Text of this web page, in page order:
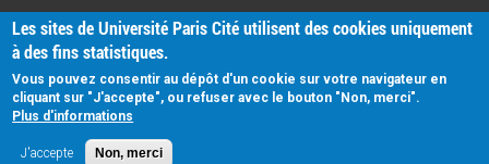
PRATIQUE
Plan d'accès
Intranet
Mentions légales
Données personnelles
Les sites de Université Paris Cité utilisent des cookies uniquement
à des fins statistiques.
Vous pouvez consentir au dépôt d'un cookie sur votre navigateur en
cliquant sur "J'accepte", ou refuser avec le bouton "Non, merci".
Plus d'informations
J'accepte Non, merci